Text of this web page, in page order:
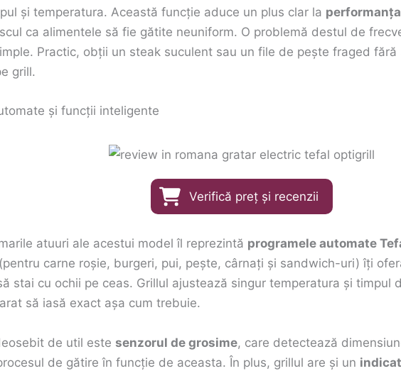
și temperatura. Această funcție aduce un plus clar la
ca alimentele să fie gătite neuniform. O problemă destul de
Practic, obții un steak suculent sau un file de pește fraged
grill.
și funcții inteligente
Verifică preț și recenzii
atuuri ale acestui model îl reprezintă programele automate
carne roșie, burgeri, pui, pește, cârnați și sandwich-uri) îți
stai cu ochii pe ceas. Grillul ajustează singur temperatura și timpul
să iasă exact așa cum trebuie.
de util este senzorul de grosime, care detectează
de gătire în funcție de aceasta. În plus, grillul are și un